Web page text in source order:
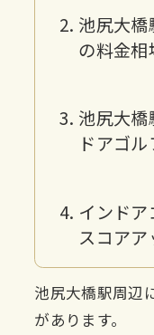
池尻大
の料金相
池尻大
ドアゴ
インドア
スコア
池尻大橋駅周辺
があります。